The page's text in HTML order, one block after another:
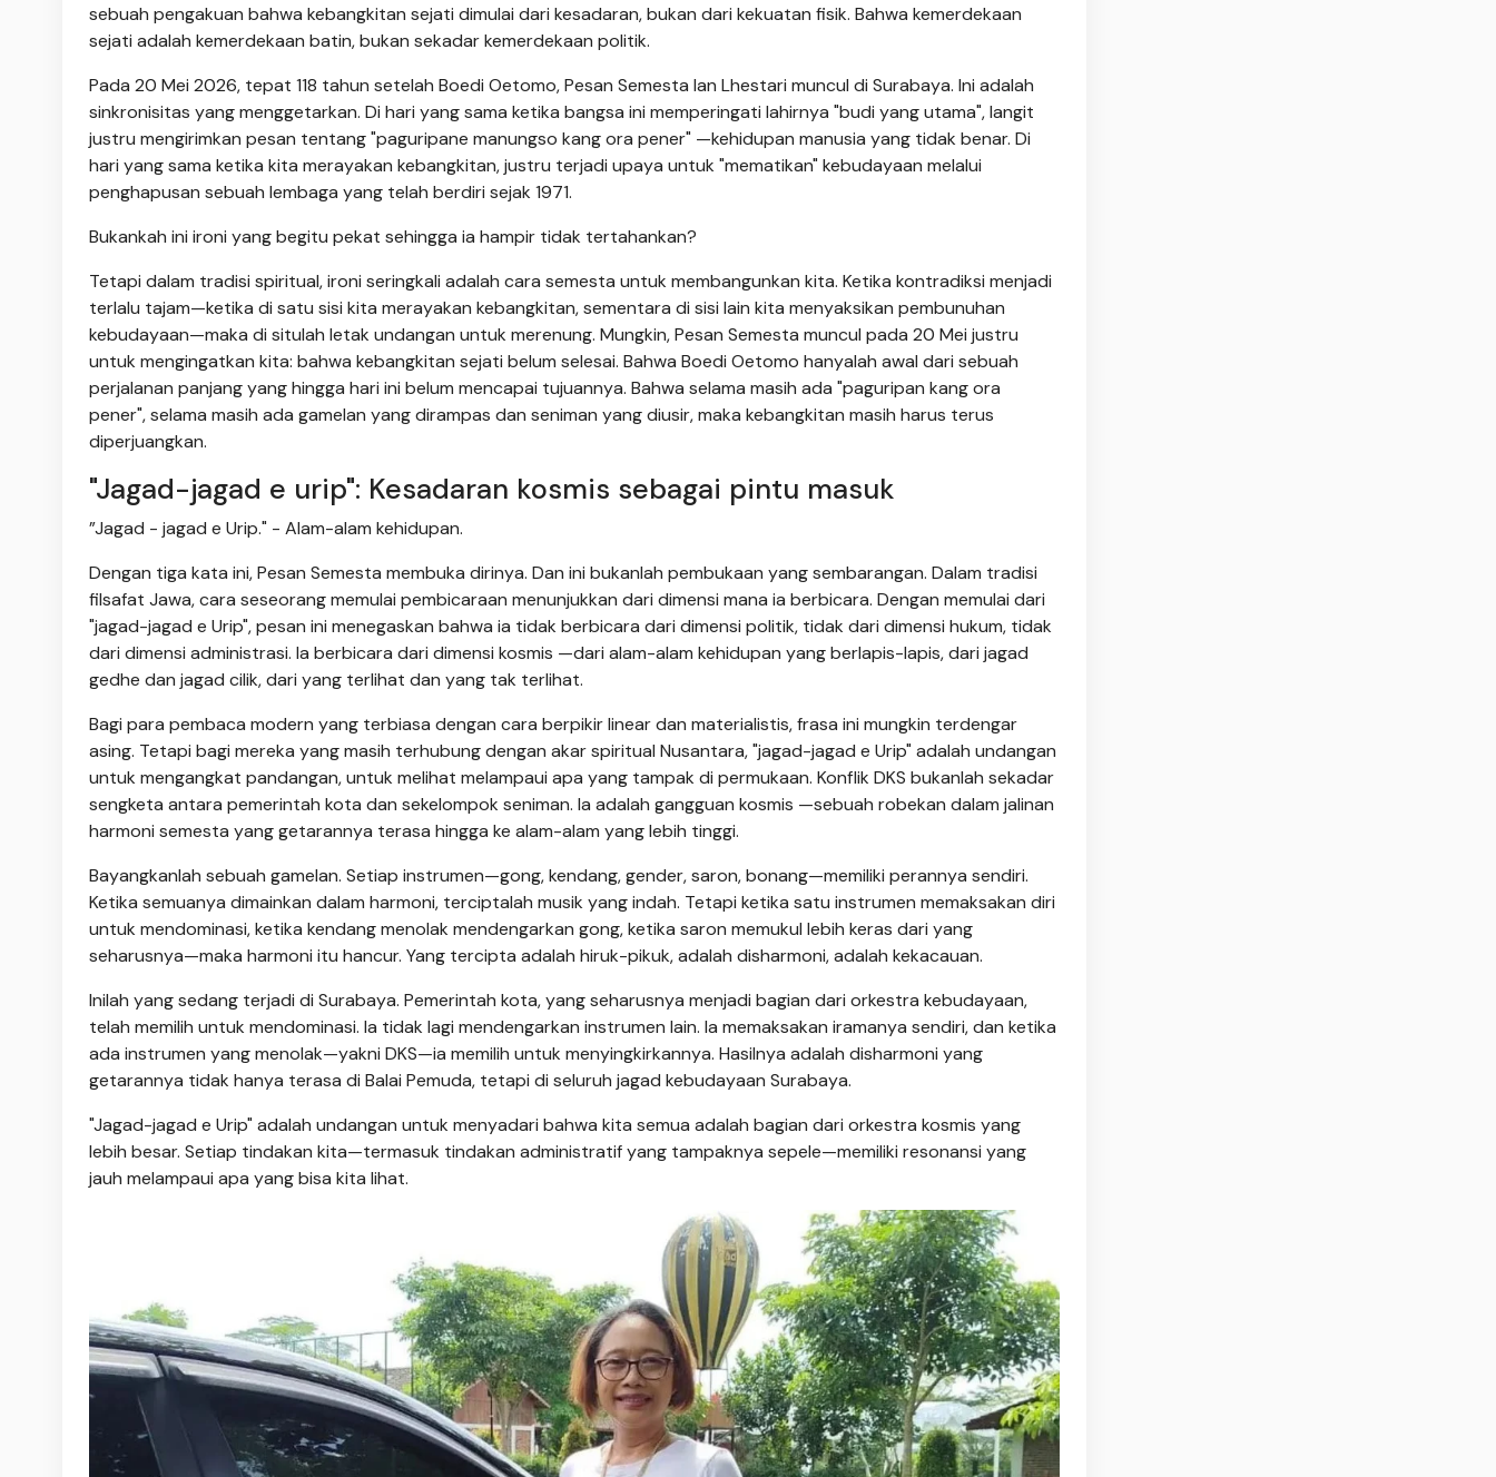
sebuah pengakuan bahwa kebangkitan sejati dimulai dari kesadaran, bukan dari kekuatan fisik. Bahwa kemerdekaan
sejati adalah kemerdekaan batin, bukan sekadar kemerdekaan politik.
Pada 20 Mei 2026, tepat 118 tahun setelah Boedi Oetomo, Pesan Semesta lan Lhestari muncul di Surabaya. Ini adalah
sinkronisitas yang menggetarkan. Di hari yang sama ketika bangsa ini memperingati lahirnya "budi yang utama", langit
justru mengirimkan pesan tentang "paguripane manungso kang ora pener" —kehidupan manusia yang tidak benar. Di
hari yang sama ketika kita merayakan kebangkitan, justru terjadi upaya untuk "mematikan" kebudayaan melalui
penghapusan sebuah lembaga yang telah berdiri sejak 1971.
Bukankah ini ironi yang begitu pekat sehingga ia hampir tidak tertahankan?
Tetapi dalam tradisi spiritual, ironi seringkali adalah cara semesta untuk membangunkan kita. Ketika kontradiksi menjadi
terlalu tajam—ketika di satu sisi kita merayakan kebangkitan, sementara di sisi lain kita menyaksikan pembunuhan
kebudayaan—maka di situlah letak undangan untuk merenung. Mungkin, Pesan Semesta muncul pada 20 Mei justru
untuk mengingatkan kita: bahwa kebangkitan sejati belum selesai. Bahwa Boedi Oetomo hanyalah awal dari sebuah
perjalanan panjang yang hingga hari ini belum mencapai tujuannya. Bahwa selama masih ada "paguripan kang ora
pener", selama masih ada gamelan yang dirampas dan seniman yang diusir, maka kebangkitan masih harus terus
diperjuangkan.
"Jagad-jagad e urip": Kesadaran kosmis sebagai pintu masuk
”Jagad - jagad e Urip." - Alam-alam kehidupan.
Dengan tiga kata ini, Pesan Semesta membuka dirinya. Dan ini bukanlah pembukaan yang sembarangan. Dalam tradisi
filsafat Jawa, cara seseorang memulai pembicaraan menunjukkan dari dimensi mana ia berbicara. Dengan memulai dari
"jagad-jagad e Urip", pesan ini menegaskan bahwa ia tidak berbicara dari dimensi politik, tidak dari dimensi hukum, tidak
dari dimensi administrasi. Ia berbicara dari dimensi kosmis —dari alam-alam kehidupan yang berlapis-lapis, dari jagad
gedhe dan jagad cilik, dari yang terlihat dan yang tak terlihat.
Bagi para pembaca modern yang terbiasa dengan cara berpikir linear dan materialistis, frasa ini mungkin terdengar
asing. Tetapi bagi mereka yang masih terhubung dengan akar spiritual Nusantara, "jagad-jagad e Urip" adalah undangan
untuk mengangkat pandangan, untuk melihat melampaui apa yang tampak di permukaan. Konflik DKS bukanlah sekadar
sengketa antara pemerintah kota dan sekelompok seniman. Ia adalah gangguan kosmis —sebuah robekan dalam jalinan
harmoni semesta yang getarannya terasa hingga ke alam-alam yang lebih tinggi.
Bayangkanlah sebuah gamelan. Setiap instrumen—gong, kendang, gender, saron, bonang—memiliki perannya sendiri.
Ketika semuanya dimainkan dalam harmoni, terciptalah musik yang indah. Tetapi ketika satu instrumen memaksakan diri
untuk mendominasi, ketika kendang menolak mendengarkan gong, ketika saron memukul lebih keras dari yang
seharusnya—maka harmoni itu hancur. Yang tercipta adalah hiruk-pikuk, adalah disharmoni, adalah kekacauan.
Inilah yang sedang terjadi di Surabaya. Pemerintah kota, yang seharusnya menjadi bagian dari orkestra kebudayaan,
telah memilih untuk mendominasi. Ia tidak lagi mendengarkan instrumen lain. Ia memaksakan iramanya sendiri, dan ketika
ada instrumen yang menolak—yakni DKS—ia memilih untuk menyingkirkannya. Hasilnya adalah disharmoni yang
getarannya tidak hanya terasa di Balai Pemuda, tetapi di seluruh jagad kebudayaan Surabaya.
"Jagad-jagad e Urip" adalah undangan untuk menyadari bahwa kita semua adalah bagian dari orkestra kosmis yang
lebih besar. Setiap tindakan kita—termasuk tindakan administratif yang tampaknya sepele—memiliki resonansi yang
jauh melampaui apa yang bisa kita lihat.